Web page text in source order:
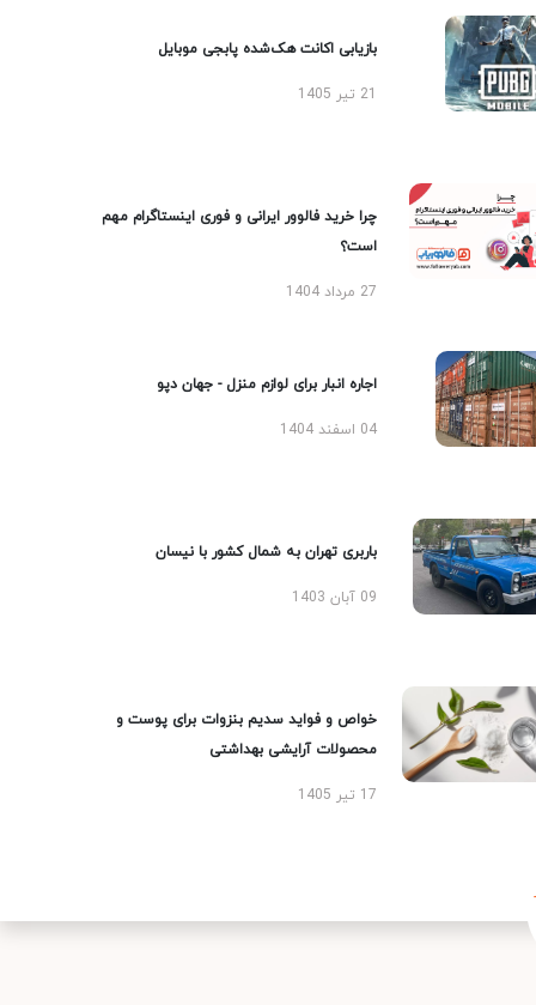
بازیابی اکانت هک‌شده پابجی موبایل
چرا خرید فالوور ایرانی و فوری اینستاگرام مهم
است؟
27 مرداد 1404
اجاره انبار برای لوازم منزل - جهان دپو
04 اسفند 1404
باربری تهران به شمال کشور با نیسان
09 آبان 1403
خواص و فواید سدیم بنزوات برای پوست و
محصولات آرایشی بهداشتی
17 تیر 1405